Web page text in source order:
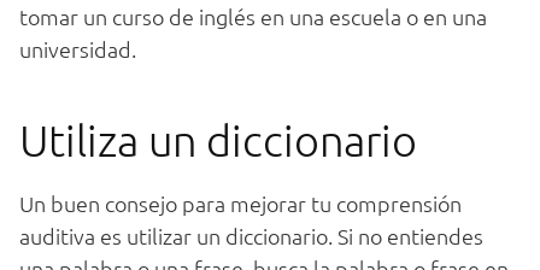
tomar un curso de inglés en una escuela o en una
universidad.
Utiliza un diccionario
Un buen consejo para mejorar tu comprensión
auditiva es utilizar un diccionario. Si no entiendes